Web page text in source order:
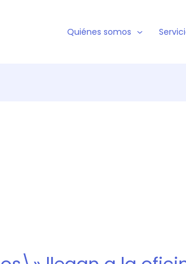
Quiénes somos